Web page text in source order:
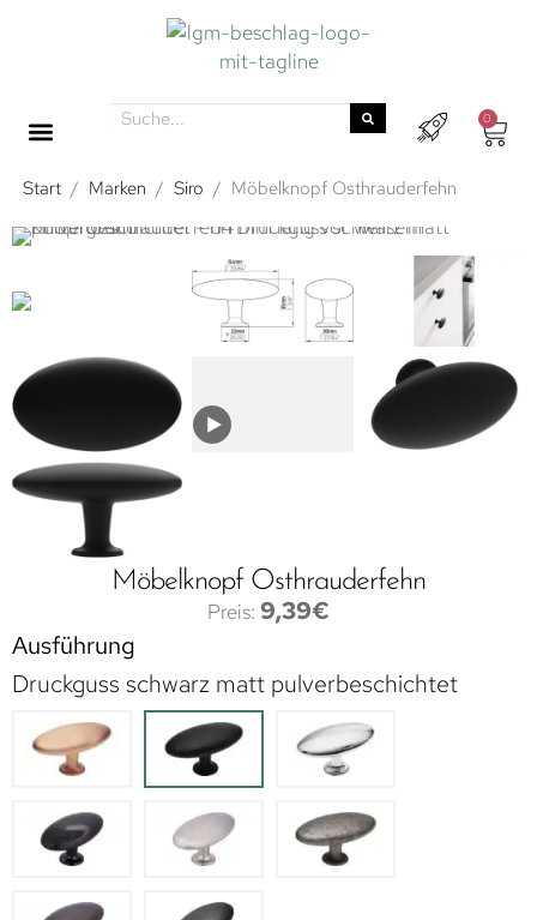
0
Start / Marken / Siro / Möbelknopf Osthrauderfehn
Möbelknopf Osthrauderfehn
9,39€
Ausführung
Druckguss schwarz matt pulverbeschichtet